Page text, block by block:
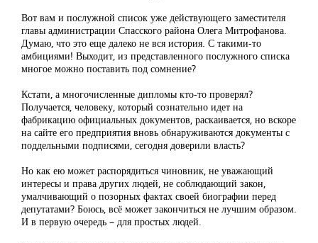
Вот вам и послужной список уже действующего заместителя
главы администрации Спасского района Олега Митрофанова.
Думаю, что это еще далеко не вся история. С такими-то
амбициями! Выходит, из представленного послужного списка
многое можно поставить под сомнение?
Кстати, а многочисленные дипломы кто-то проверял?
Получается, человеку, который сознательно идет на
фабрикацию официальных документов, раскаивается, но вскоре
на сайте его предприятия вновь обнаруживаются документы с
поддельными подписями, сегодня доверили власть?
Но как ею может распорядиться чиновник, не уважающий
интересы и права других людей, не соблюдающий закон,
умалчивающий о позорных фактах своей биографии перед
депутатами? Боюсь, всё может закончиться не лучшим образом.
И в первую очередь – для простых людей.